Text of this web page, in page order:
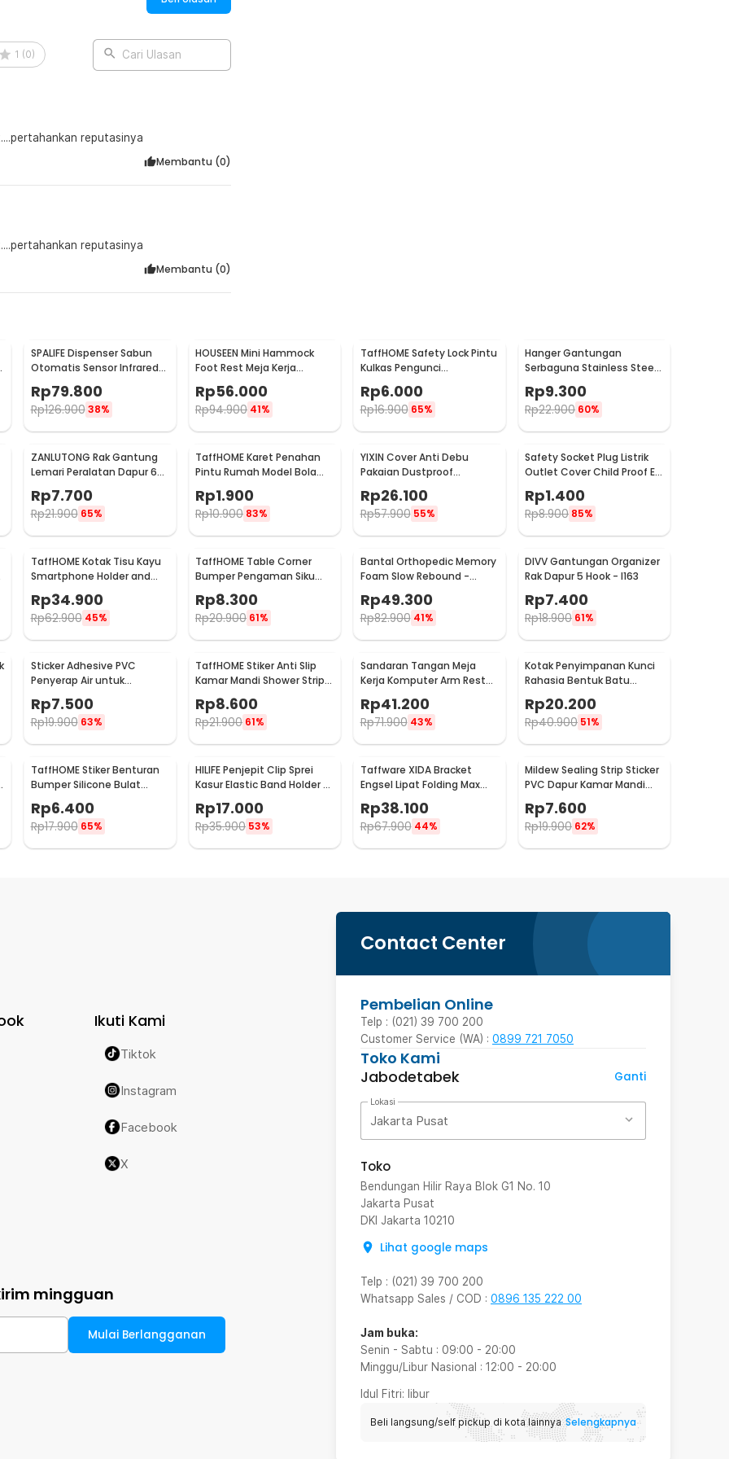
di kasur rumah Anda sendiri.
1 (0) Cari Ulasan
reputasinya
Membantu (0)
reputasinya
Membantu (0)
SPALIFE Dispenser Sabun
Otomatis Sensor Infrared
Stainless Steel 250ml -
AD-03
Rp79.800
Rp126.900 38%
HOUSEEN Mini Hammock
Foot Rest Meja Kerja
Ergonomis Sandaran Kaki
Rp56.000
Rp94.900 41%
TaffHOME Safety Lock Pintu
Kulkas Pengunci
Tambahan Tempel - S1843
Rp6.000
Rp16.900 65%
Hanger Gantungan
Serbaguna Stainless Steel
10 PCS - M127105
Rp9.300
Rp22.900 60%
ZANLUTONG Rak Gantung
Lemari Peralatan Dapur 6
Rp7.700
Rp21.900 65%
TaffHOME Karet Penahan
Pintu Rumah Model Bola
Rp1.900
Rp10.900 83%
YIXIN Cover Anti Debu
Pakaian Dustproof
Organizer 60x30x110cm -
PEVA
Rp26.100
Rp57.900 55%
Safety Socket Plug Listrik
Outlet Cover Child Proof EU
Rp1.400
Rp8.900 85%
TaffHOME Kotak Tisu Kayu
Smartphone Holder and
Tissue Box - ZJ05
Rp34.900
Rp62.900 45%
TaffHOME Table Corner
Bumper Pengaman Siku
Sudut Meja Silicone 10 PCS
- FY21
Rp8.300
Rp20.900 61%
Bantal Orthopedic Memory
Foam Slow Rebound -
Rp49.300
Rp82.900 41%
DIVV Gantungan Organizer
Rak Dapur 5 Hook - I163
Rp7.400
Rp18.900 61%
Sticker Adhesive PVC
Penyerap Air untuk
CN1222
Rp7.500
Rp19.900 63%
TaffHOME Stiker Anti Slip
Kamar Mandi Shower Strips
20x380mm 6 PCS - TT-19
Rp8.600
Rp21.900 61%
Sandaran Tangan Meja
Kerja Komputer Arm Rest
Rp41.200
Rp71.900 43%
Kotak Penyimpanan Kunci
Rahasia Bentuk Batu
Rp20.200
Rp40.900 51%
TaffHOME Stiker Benturan
Bumper Silicone Bulat
Hemispherical 100 PCS -
FZL10
Rp6.400
Rp17.900 65%
HILIFE Penjepit Clip Sprei
Kasur Elastic Band Holder 4
Rp17.000
Rp35.900 53%
Taffware XIDA Bracket
Engsel Lipat Folding Max
Load 65kg 14 Inch 2 PCS -
JM007
Rp38.100
Rp67.900 44%
Mildew Sealing Strip Sticker
PVC Dapur Kamar Mandi
3.7cmx3.2M
Rp7.600
Rp19.900 62%
Contact Center
Pembelian Online
Telp : (021) 39 700 200
Customer Service (WA) : 0899 721 7050
Toko Kami
Jabodetabek
Ganti
Lokasi
Jakarta Pusat
Toko
Bendungan Hilir Raya Blok G1 No. 10
Jakarta Pusat
DKI Jakarta 10210
Lihat google maps
Telp : (021) 39 700 200
Whatsapp Sales / COD : 0896 135 222 00
Jam buka:
Senin - Sabtu : 09:00 - 20:00
Minggu/Libur Nasional : 12:00 - 20:00
Idul Fitri: libur
Beli langsung/self pickup di kota lainnya Selengkapnya
Ikuti Kami
Tiktok
Instagram
Facebook
X
mingguan
Mulai Berlangganan